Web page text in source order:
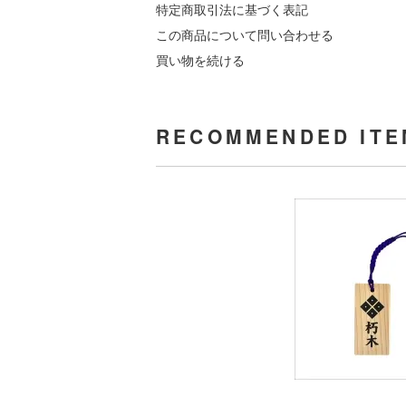
特定商取引法に基づく表記
この商品について問い合わせる
買い物を続ける
RECOMMENDED